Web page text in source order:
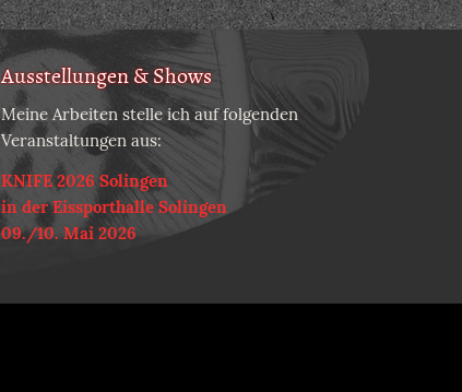
Ausstellungen & Shows
Meine Arbeiten stelle ich auf folgenden
Veranstaltungen aus:
KNIFE 2026 Solingen
in der Eissporthalle Solingen
09./10. Mai 2026